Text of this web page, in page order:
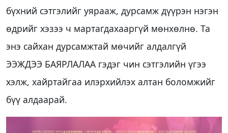
бүхний сэтгэлийг уярааж, дурсамж дүүрэн нэгэн
өдрийг хэзээ ч мартагдахааргүй мөнхөлнө. Та
энэ сайхан дурсамжтай мөчийг алдалгүй
ЭЭЖДЭЭ БАЯРЛАЛАА гэдэг чин сэтгэлийн үгээ
хэлж, хайртайгаа илэрхийлэх алтан боломжийг
бүү алдаарай.